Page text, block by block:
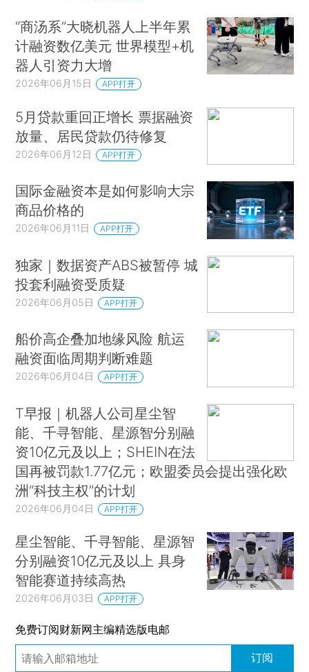
“商汤系”大晓机器人上半年累
计融资数亿美元 世界模型+机
器人引资力大增
2026年06月15日 APP打开
5月贷款重回正增长 票据融资
放量、居民贷款仍待修复
2026年06月12日 APP打开
国际金融资本是如何影响大宗
商品价格的
2026年06月11日 APP打开
独家｜数据资产ABS被暂停 城
投套利融资受质疑
2026年06月05日 APP打开
船价高企叠加地缘风险 航运
融资面临周期判断难题
2026年06月04日 APP打开
T早报｜机器人公司星尘智
能、千寻智能、星源智分别融
资10亿元及以上；SHEIN在法
国再被罚款1.77亿元；欧盟委员会提出强化欧
洲“科技主权”的计划
2026年06月04日 APP打开
星尘智能、千寻智能、星源智
分别融资10亿元及以上 具身
智能赛道持续高热
2026年06月03日 APP打开
免费订阅财新网主编精选版电邮
订阅